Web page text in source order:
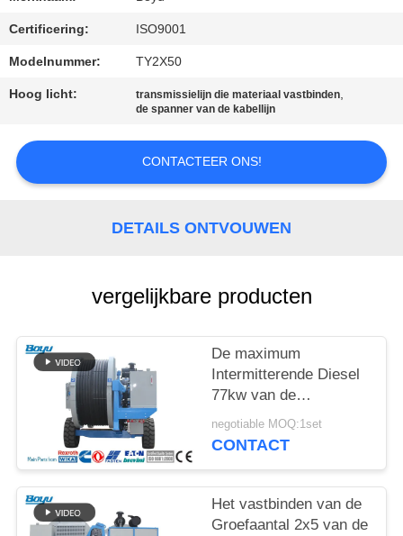
OM EEN
SITEMAP
PRIVACY
POLICY
Certificering: ISO9001
Modelnummer: TY2X50
Hoog licht: transmissielijn die materiaal vastbinden,
de spanner van de kabellijn
CONTACTEER ONS!
DETAILS ONTVOUWEN
vergelijkbare producten
De maximum
Intermitterende Diesel
77kw van de
Spannings2x70kn
Hydraulische Spanner
negotiable MOQ:1set
CONTACT
Het vastbinden van de
Groefaantal 2x5 van de